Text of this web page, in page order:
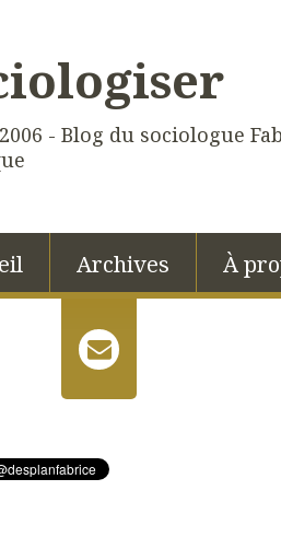
- Blog du sociologue
Archives À